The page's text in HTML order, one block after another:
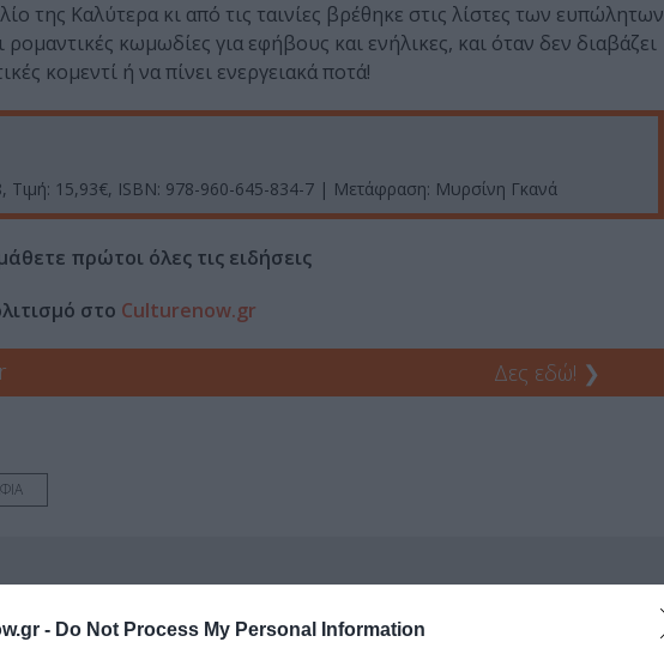
- Do Not Process My Personal Information
της Καλύτερα κι από τις ταινίες βρέθηκε στις λίστες των ευπώλητων
κωµωδίες για εφήβους και ενήλικες, και όταν δεν διαβάζει
κοµεντί ή να πίνει ενεργειακά ποτά!
Τιμή: 15,93€, ISBN: 978-960-645-834-7 | Μετάφραση: Μυρσίνη Γκανά
πρώτοι όλες τις ειδήσεις
στο Culturenow.gr
Δες εδώ! ❯
και τον Πολιτισμό!